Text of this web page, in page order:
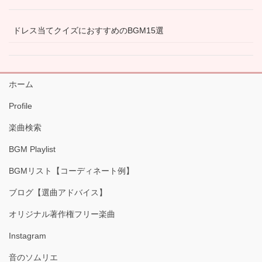
ドレス当てクイズにおすすめのBGM15選
ホーム
Profile
楽曲検索
BGM Playlist
BGMリスト【コーディネート例】
ブログ【選曲アドバイス】
オリジナル著作権フリー楽曲
Instagram
音のソムリエ